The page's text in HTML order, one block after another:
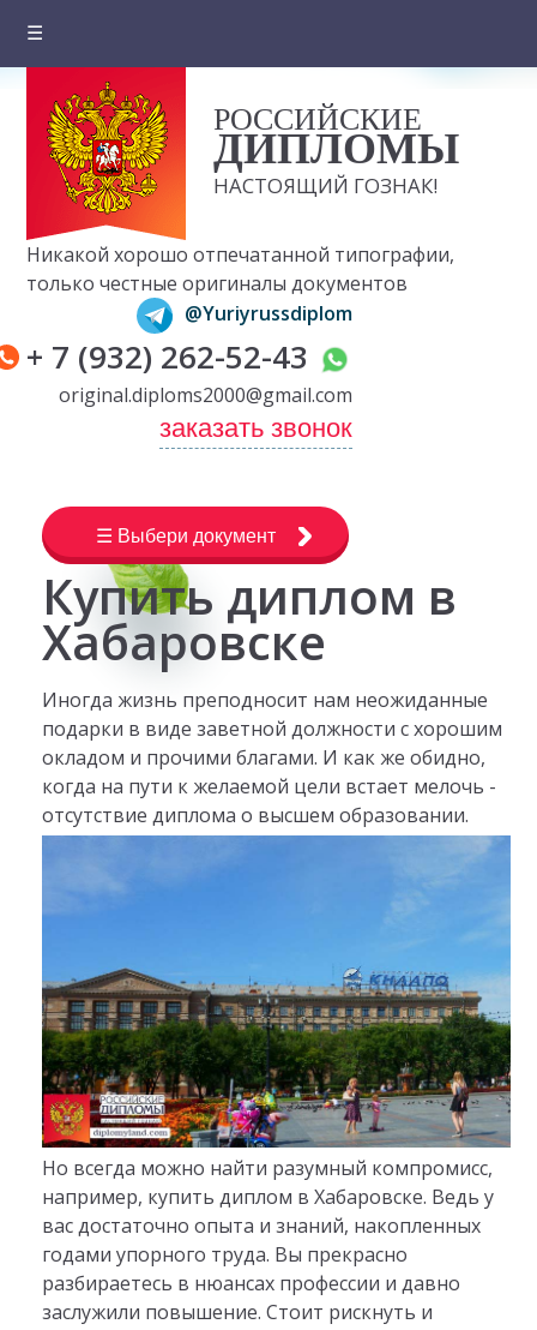
☰
О компании
Цены на документы
Вопросы и ответы
Отзывы клиентов
Оплата и доставка
Контакты
РОССИЙСКИЕ
ДИПЛОМЫ
НАСТОЯЩИЙ ГОЗНАК!
Никакой хорошо отпечатанной типографии,
только честные оригиналы документов
@Yuriyrussdiplom
+ 7 (932) 262-52-43
original.diploms2000@gmail.com
заказать звонок
☰ Выбери документ
Купить диплом в
Хабаровске
Иногда жизнь преподносит нам неожиданные
подарки в виде заветной должности с хорошим
окладом и прочими благами. И как же обидно,
когда на пути к желаемой цели встает мелочь -
отсутствие диплома о высшем образовании.
Но всегда можно найти разумный компромисс,
например, купить диплом в Хабаровске. Ведь у
вас достаточно опыта и знаний, накопленных
годами упорного труда. Вы прекрасно
разбираетесь в нюансах профессии и давно
заслужили повышение. Стоит рискнуть и